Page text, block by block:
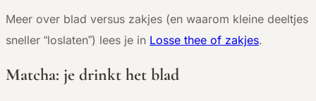
Meer over blad versus zakjes (en waarom kleine deeltjes
sneller “loslaten”) lees je in Losse thee of zakjes.
Matcha: je drinkt het blad